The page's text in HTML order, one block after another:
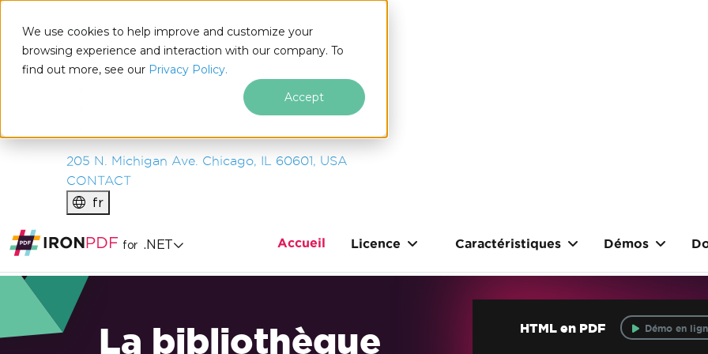
We use cookies to help improve and customize your
browsing experience and interaction with our company. To
find out more, see our Privacy Policy.
Accept
IRONSOFTWARE
PRODUITS
ENTREPRISE
205 N. Michigan Ave. Chicago, IL 60601, USA
CONTACT
fr
for .NET Accueil Licence Caractéristiques Démos
La bibliothèque HTML en PDF Démo en